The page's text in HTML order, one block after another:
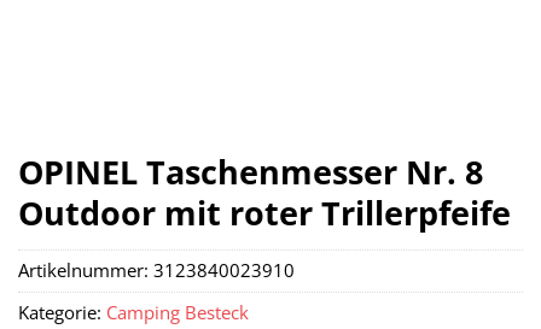
OPINEL Taschenmesser Nr. 8
Outdoor mit roter Trillerpfeife
Artikelnummer: 3123840023910
Kategorie: Camping Besteck